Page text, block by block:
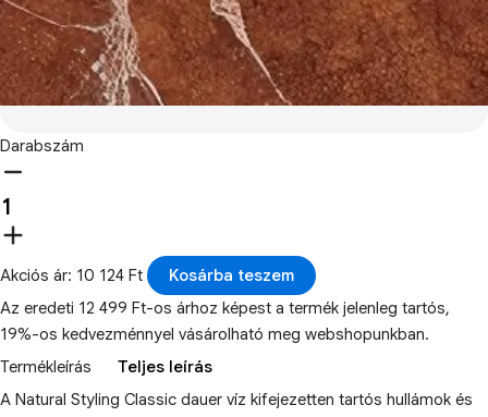
Darabszám
Akciós ár: 10 124 Ft
Kosárba teszem
Az eredeti 12 499 Ft-os árhoz képest a termék jelenleg tartós,
19%-os kedvezménnyel vásárolható meg webshopunkban.
Termékleírás
Teljes leírás
A Natural Styling Classic dauer víz kifejezetten tartós hullámok és